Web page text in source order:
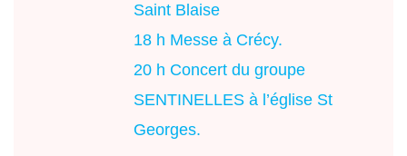
Saint Blaise
18 h Messe à Crécy.
20 h Concert du groupe
SENTINELLES à l’église St
Georges.